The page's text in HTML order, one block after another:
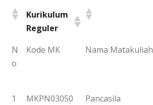
Kurikulum
Reguler
N
o
Kode MK Nama Matakuliah
1
MKPN03050
Pancasila